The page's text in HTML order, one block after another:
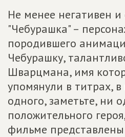
Не менее негативен
"Чебурашка" –
породившего
Чебурашку,
Шварцмана, имя
упомянули в титрах,
одного, заметьте, ни
положительного
фильме